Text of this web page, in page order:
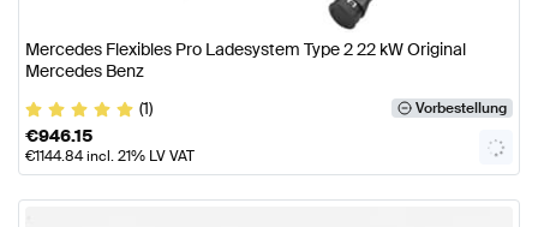
Mercedes Flexibles Pro Ladesystem Type 2 22 kW Original
Mercedes Benz
(1)
Vorbestellung
€946.15
€1144.84incl. 21% LV VAT